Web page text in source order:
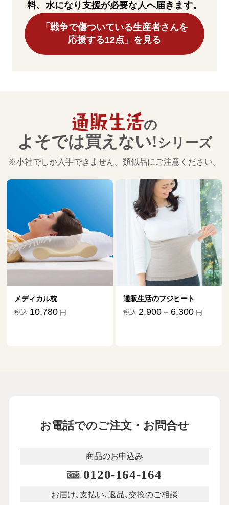
料、水になり支援が必要な人へ届きます。
「戦争で傷ついている生産者さんを
応援する12点」を見る
の
よそでは買えない!シリーズ
※小社でしか入手できません。類似品にご注意ください。
メディカル枕
税込 10,780 円
通販生活のフジヒート
税込 2,900－6,300 円
お電話でのご注文・お問合せ
商品のお申込み
0120-164-164
お届け､支払い､ 返品､交換のご相談